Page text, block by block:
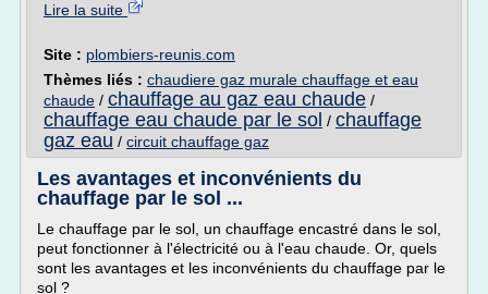
Lire la suite
Site : plombiers-reunis.com
Thèmes liés : chaudiere gaz murale chauffage et eau
chaude / chauffage au gaz eau chaude /
chauffage eau chaude par le sol / chauffage
gaz eau / circuit chauffage gaz
Les avantages et inconvénients du
chauffage par le sol ...
Le chauffage par le sol, un chauffage encastré dans le sol,
peut fonctionner à l'électricité ou à l'eau chaude. Or, quels
sont les avantages et les inconvénients du chauffage par le
sol ?